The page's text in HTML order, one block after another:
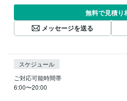
無料で見積り
メッセージを送る
スケジュール
ご対応可能時間帯
6:00〜20:00